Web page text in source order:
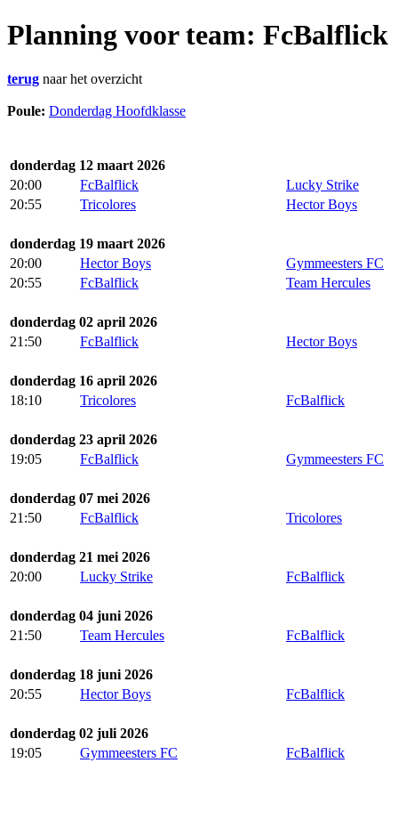
Planning voor team: FcBalflick
terug naar het overzicht
Poule: Donderdag Hoofdklasse
donderdag 12 maart 2026
20:00
FcBalflick
Lucky Strike
20:55
Tricolores Hector Boys
donderdag 19 maart 2026
20:00
Hector Boys
Gymmeesters FC
20:55
FcBalflick Team Hercules
donderdag 02 april 2026
21:50
FcBalflick Hector Boys
donderdag 16 april 2026
18:10
Tricolores FcBalflick
donderdag 23 april 2026
19:05
FcBalflick Gymmeesters FC
donderdag 07 mei 2026
21:50
FcBalflick Tricolores
donderdag 21 mei 2026
20:00
Lucky Strike FcBalflick
donderdag 04 juni 2026
21:50
Team Hercules FcBalflick
donderdag 18 juni 2026
20:55
Hector Boys FcBalflick
donderdag 02 juli 2026
19:05
Gymmeesters FC FcBalflick